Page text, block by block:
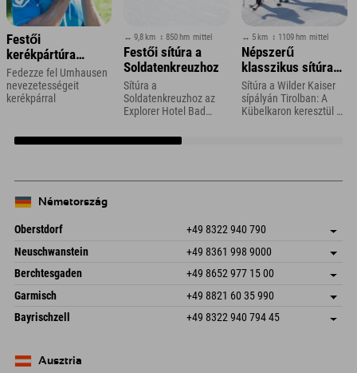
Festői
kerékpártúra
Umhausen
környékén
Fedezze fel Umhausen
nevezetességeit
kerékpárral
↔ 9,8 km ↕ 850 hm mittel
Festői sítúra a
Soldatenkreuzhoz
Sítúra a
Soldatenkreuzhoz az
Explorer Hotel Bad
közelében
↔ 5 km ↕ 1109 hm mittel
Népszerű
klasszikus sítúra
az Ellmauer Tor és
a Hintere Goinger
Halt felé
Sítúra a Wilder Kaiser
sípályán Tirolban: A
Kübelkaron keresztül az
Németország
Oberstdorf +49 8322 940 790
An der Breitach 3
87538 Fischen I. Allgäu
Németország
Cím mentése
Érkezési információk
Könyv
Neuschwanstein +49 8361 998 9000
An der Riese 45
87484 Nesselwang im Allgäu
Németország
Cím mentése
Könyv
Berchtesgaden +49 8652 977 15 00
Hofreitstr. 7
83471 Schönau am Königssee
Németország
Cím mentése
Érkezési információk
Könyv
Garmisch +49 8821 60 35 990
Frickenstraße 22
82490 Farchant
Cím mentése
Bayrischzell +49 8322 940 794 45
Németország
Ausztria